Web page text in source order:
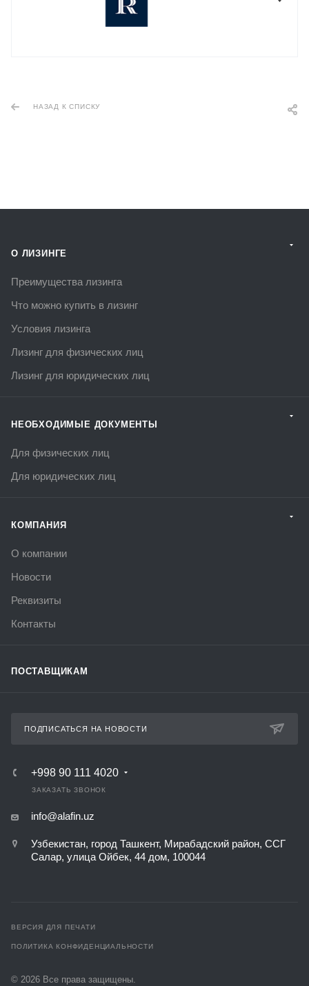
НАЗАД К СПИСКУ
О ЛИЗИНГЕ
Преимущества лизинга
Что можно купить в лизинг
Условия лизинга
Лизинг для физических лиц
Лизинг для юридических лиц
НЕОБХОДИМЫЕ ДОКУМЕНТЫ
Для физических лиц
Для юридических лиц
КОМПАНИЯ
О компании
Новости
Реквизиты
Контакты
ПОСТАВЩИКАМ
ПОДПИСАТЬСЯ НА НОВОСТИ
+998 90 111 4020
ЗАКАЗАТЬ ЗВОНОК
info@alafin.uz
Узбекистан, город Ташкент, Мирабадский район, ССГ
Салар, улица Ойбек, 44 дом, 100044
ВЕРСИЯ ДЛЯ ПЕЧАТИ
ПОЛИТИКА КОНФИДЕНЦИАЛЬНОСТИ
© 2026 Все права защищены.